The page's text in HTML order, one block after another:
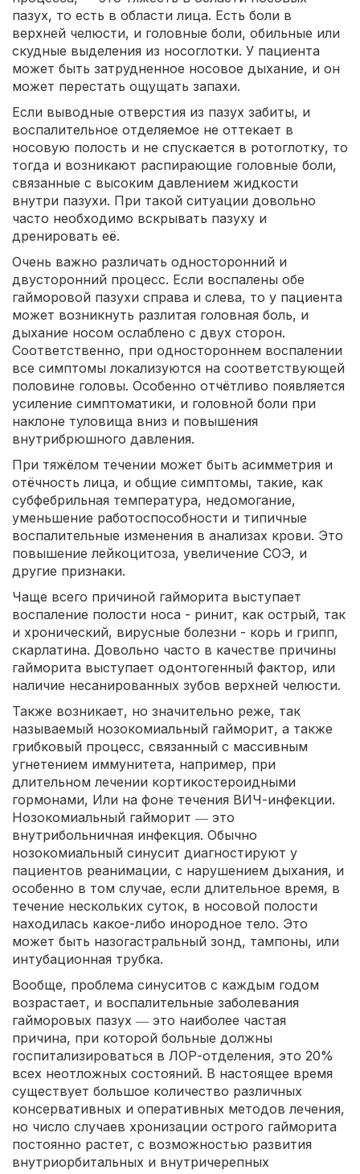
пазух, то есть в области лица. Есть боли в
верхней челюсти, и головные боли, обильные или
скудные выделения из носоглотки. У пациента
может быть затрудненное носовое дыхание, и он
может перестать ощущать запахи.
Если выводные отверстия из пазух забиты, и
воспалительное отделяемое не оттекает в
носовую полость и не спускается в ротоглотку, то
тогда и возникают распирающие головные боли,
связанные с высоким давлением жидкости
внутри пазухи. При такой ситуации довольно
часто необходимо вскрывать пазуху и
дренировать её.
Очень важно различать односторонний и
двусторонний процесс. Если воспалены обе
гайморовой пазухи справа и слева, то у пациента
может возникнуть разлитая головная боль, и
дыхание носом ослаблено с двух сторон.
Соответственно, при одностороннем воспалении
все симптомы локализуются на соответствующей
половине головы. Особенно отчётливо появляется
усиление симптоматики, и головной боли при
наклоне туловища вниз и повышения
внутрибрюшного давления.
При тяжёлом течении может быть асимметрия и
отёчность лица, и общие симптомы, такие, как
субфебрильная температура, недомогание,
уменьшение работоспособности и типичные
воспалительные изменения в анализах крови. Это
повышение лейкоцитоза, увеличение СОЭ, и
другие признаки.
Чаще всего причиной гайморита выступает
воспаление полости носа - ринит, как острый, так
и хронический, вирусные болезни - корь и грипп,
скарлатина. Довольно часто в качестве причины
гайморита выступает одонтогенный фактор, или
наличие несанированных зубов верхней челюсти.
Также возникает, но значительно реже, так
называемый нозокомиальный гайморит, а также
грибковый процесс, связанный с массивным
угнетением иммунитета, например, при
длительном лечении кортикостероидными
гормонами, Или на фоне течения ВИЧ-инфекции.
Нозокомиальный гайморит ― это
внутрибольничная инфекция. Обычно
нозокомиальный синусит диагностируют у
пациентов реанимации, с нарушением дыхания, и
особенно в том случае, если длительное время, в
течение нескольких суток, в носовой полости
находилась какое-либо инородное тело. Это
может быть назогастральный зонд, тампоны, или
интубационная трубка.
Вообще, проблема синуситов с каждым годом
возрастает, и воспалительные заболевания
гайморовых пазух ― это наиболее частая
причина, при которой больные должны
госпитализироваться в ЛОР-отделения, это 20%
всех неотложных состояний. В настоящее время
существует большое количество различных
консервативных и оперативных методов лечения,
но число случаев хронизации острого гайморита
постоянно растет, с возможностью развития
внутриорбитальных и внутричерепных